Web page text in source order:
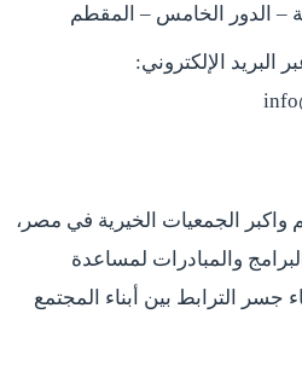
– الدور الخامس – المقطم
البريد الإلكتروني:
الجمعيات الخيرية في مصر،
والمبادرات لمساعدة
جسر الترابط بين أبناء المجتمع